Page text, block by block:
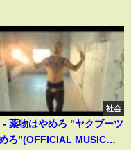
社会
- 薬物はやめろ "ヤクブーツ
ろ”(OFFICIAL MUSIC